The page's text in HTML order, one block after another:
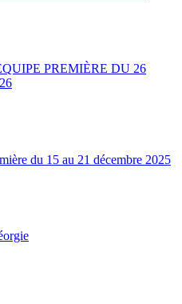
PREMIÈRE DU 26
du 15 au 21 décembre 2025